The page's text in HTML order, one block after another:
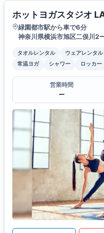
ホットヨガスタジオ
緑園都市駅から車で6分
神奈川県横浜市旭区二俣川2
タオルレンタル ウェアレンタル
常温ヨガ
シャワー ロッカー
営業時間
ー